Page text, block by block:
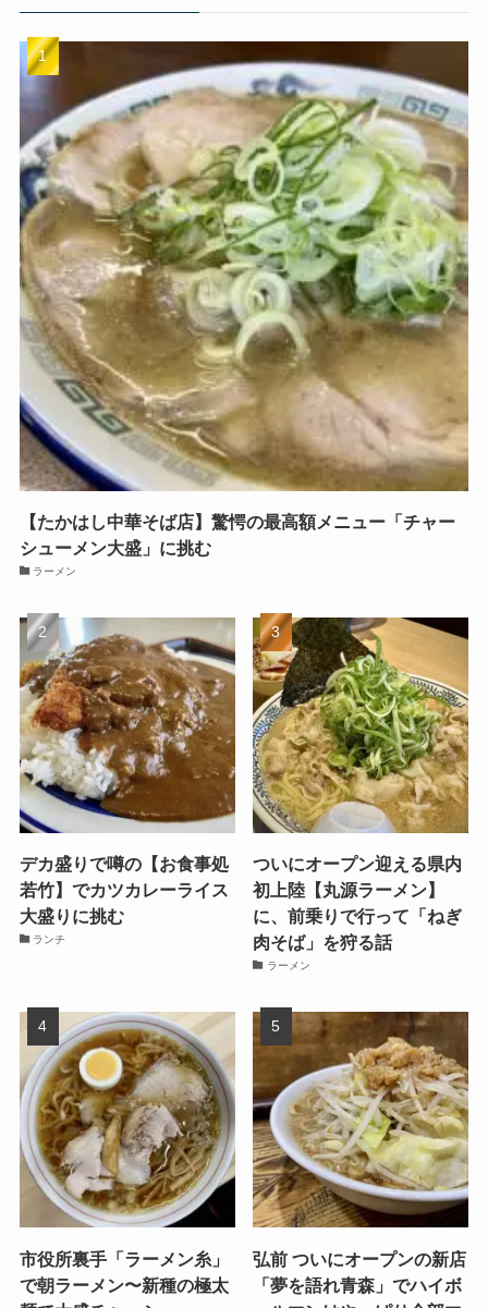
【たかはし中華そば店】驚愕の最高額メニュー「チャー
シューメン大盛」に挑む
ラーメン
デカ盛りで噂の【お食事処
若竹】でカツカレーライス
大盛りに挑む
ランチ
ついにオープン迎える県内
初上陸【丸源ラーメン】
に、前乗りで行って「ねぎ
肉そば」を狩る話
ラーメン
市役所裏手「ラーメン糸」
で朝ラーメン〜新種の極太
弘前 ついにオープンの新店
「夢を語れ青森」でハイボ